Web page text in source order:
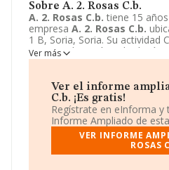
Sobre A. 2. Rosas C.b.
A. 2. Rosas C.b. tiene 15
empresa A. 2. Rosas C.b.
1 B, Soria, Soria. Su actividad
9621 - Peluquerías y
Rosas C.b.es Comunidad de
Ver más
Ver el informe
C.b. ¡Es gratis!
Regístrate en eInforma y
Informe Ampliado de
VER INFORME
ROSAS